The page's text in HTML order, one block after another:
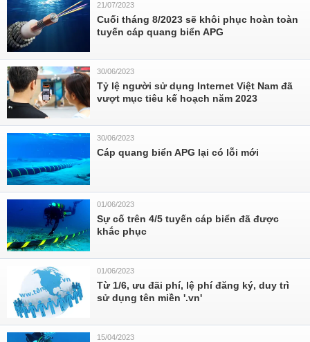
21/07/2023
Cuối tháng 8/2023 sẽ khôi phục hoàn toàn
tuyến cáp quang biển APG
30/06/2023
Tỷ lệ người sử dụng Internet Việt Nam đã
vượt mục tiêu kế hoạch năm 2023
30/06/2023
Cáp quang biển APG lại có lỗi mới
01/06/2023
Sự cố trên 4/5 tuyến cáp biển đã được
khắc phục
01/06/2023
Từ 1/6, ưu đãi phí, lệ phí đăng ký, duy trì
sử dụng tên miền '.vn'
15/04/2023